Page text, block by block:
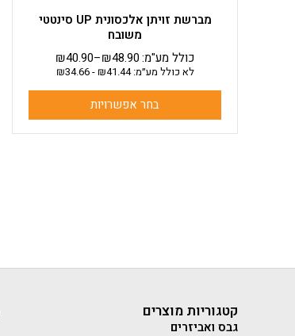
מברשת זויתן אלכסונית UP סינטטי
משובח
₪40.90–₪48.90כולל מע"מ:
לא כולל מע״מ: ₪41.44
-
₪34.66
בחר אפשרויות
קטגוריות מוצרים
גבס ואביזרים